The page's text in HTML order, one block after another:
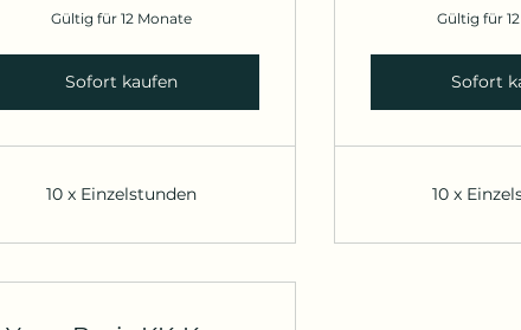
Gültig für 12 Monate
Sofort kaufen
10 x Einzelstunden
Gültig für
Sofort
10 x